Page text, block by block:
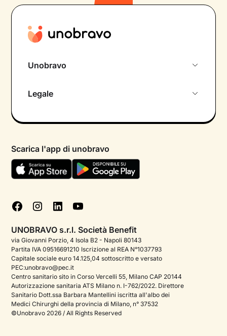
Unobravo
Psicologo in chat
Aiuto urgente
FAQ
Podcast di psicologia
Corporate
Psicologo italiano all'estero
Sala stampa
Bandi e premi
Legale
Termini e condizioni
Informativa Privacy
Cookie policy
Gestisci cookie
Scarica l'app di unobravo
UNOBRAVO s.r.l. Società Benefit
via Giovanni Porzio, 4 Isola B2 - Napoli 80143
Partita IVA 09516691210 Iscrizione al REA N°1037793
Capitale sociale euro 14.125,04 sottoscritto e versato
PEC:unobravo@pec.it
Centro sanitario sito in Corso Vercelli 55, Milano CAP 20144
Autorizzazione sanitaria ATS Milano n. I-762/2022. Direttore
Sanitario Dott.ssa Barbara Mantellini iscritta all'albo dei
Medici Chirurghi della provincia di Milano, n° 37532
©Unobravo 2026 / All Rights Reserved